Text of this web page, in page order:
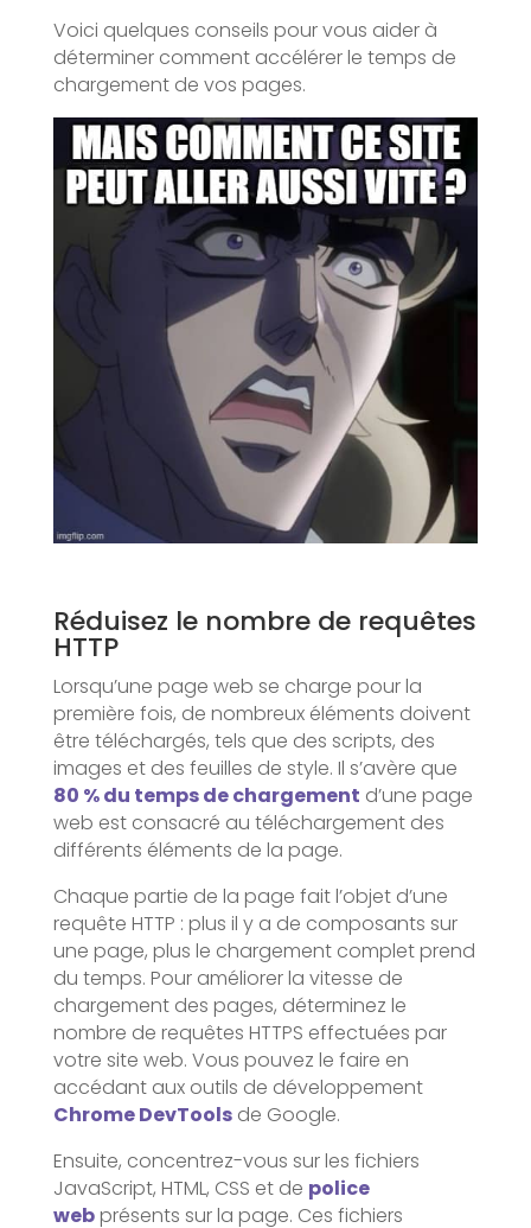
Voici quelques conseils pour vous aider à
déterminer comment accélérer le temps de
chargement de vos pages.
Réduisez le nombre de requêtes
HTTP
Lorsqu’une page web se charge pour la
première fois, de nombreux éléments doivent
être téléchargés, tels que des scripts, des
images et des feuilles de style. Il s’avère que
80 % du temps de chargement d’une page
web est consacré au téléchargement des
différents éléments de la page.
Chaque partie de la page fait l’objet d’une
requête HTTP : plus il y a de composants sur
une page, plus le chargement complet prend
du temps. Pour améliorer la vitesse de
chargement des pages, déterminez le
nombre de requêtes HTTPS effectuées par
votre site web. Vous pouvez le faire en
accédant aux outils de développement
Chrome DevToolsde Google.
Ensuite, concentrez-vous sur les fichiers
JavaScript, HTML, CSS et de police
webprésents sur la page. Ces fichiers